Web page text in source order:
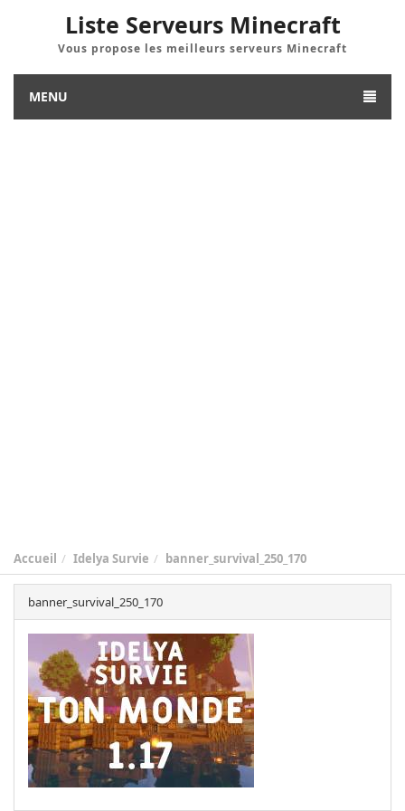
Liste Serveurs Minecraft
Vous propose les meilleurs serveurs Minecraft
MENU
Accueil Idelya Survie banner_survival_250_170
banner_survival_250_170